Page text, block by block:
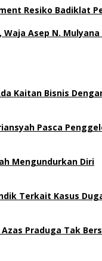
Resiko Badiklat
Asep N.
Kaitan Bisnis
Pasca
Mengundurkan Diri
Terkait Kasus
Praduga Tak